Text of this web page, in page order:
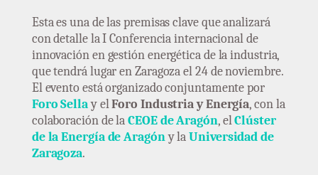
Esta es una de las premisas clave que analizará
con detalle la I Conferencia internacional de
innovación en gestión energética de la industria,
que tendrá lugar en Zaragoza el 24 de noviembre.
El evento está organizado conjuntamente por
Foro Sellay elForo Industria y Energía, con la
colaboración de laCEOE de Aragón, elClúster
de la Energía de Aragóny laUniversidad de
Zaragoza.